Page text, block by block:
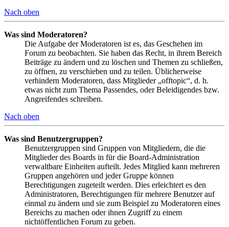
Nach oben
Was sind Moderatoren?
Die Aufgabe der Moderatoren ist es, das Geschehen im
Forum zu beobachten. Sie haben das Recht, in ihrem Bereich
Beiträge zu ändern und zu löschen und Themen zu schließen,
zu öffnen, zu verschieben und zu teilen. Üblicherweise
verhindern Moderatoren, dass Mitglieder „offtopic“, d. h.
etwas nicht zum Thema Passendes, oder Beleidigendes bzw.
Angreifendes schreiben.
Nach oben
Was sind Benutzergruppen?
Benutzergruppen sind Gruppen von Mitgliedern, die die
Mitglieder des Boards in für die Board-Administration
verwaltbare Einheiten aufteilt. Jedes Mitglied kann mehreren
Gruppen angehören und jeder Gruppe können
Berechtigungen zugeteilt werden. Dies erleichtert es den
Administratoren, Berechtigungen für mehrere Benutzer auf
einmal zu ändern und sie zum Beispiel zu Moderatoren eines
Bereichs zu machen oder ihnen Zugriff zu einem
nichtöffentlichen Forum zu geben.